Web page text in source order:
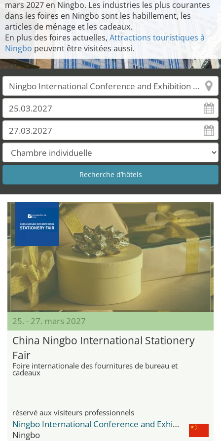
mars 2027 en Ningbo. Les industries les plus courantes
dans les foires en Ningbo sont les habillement, les
articles de ménage et les cadeaux.
En plus des foires actuelles, Attractions touristiques à
Ningbo peuvent être visitées aussi.
25. - 27. mars 2027
China Ningbo International Stationery
Fair
Foire internationale des fournitures de bureau et
cadeaux
réservé aux visiteurs professionnels
Ningbo International Conference and Exhibition Center
Ningbo